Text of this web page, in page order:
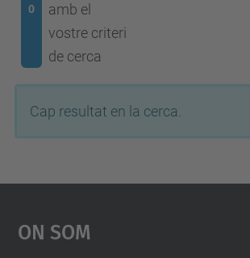
0
amb el
vostre criteri
de cerca
Cap resultat en la cerca.
On Som